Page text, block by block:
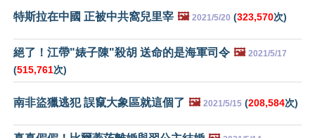
特斯拉在中國 正被中共窩兒里宰 🖼️ 2021/5/20 (323,570次)
絕了！江帶"婊子陳"殺胡 送命的是海軍司令 🖼️ 2021/5/17
(515,761次)
南非盜獵逃犯 誤竄大象區就這個了 🖼️ 2021/5/15 (208,584次)